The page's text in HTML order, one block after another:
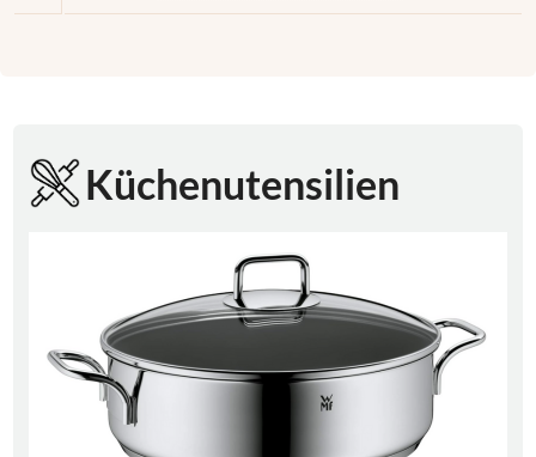
Küchenutensilien